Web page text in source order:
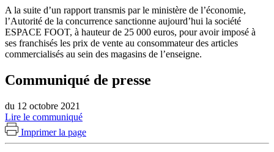
A la suite d’un rapport transmis par le ministère de l’économie,
l’Autorité de la concurrence sanctionne aujourd’hui la société
ESPACE FOOT, à hauteur de 25 000 euros, pour avoir imposé à
ses franchisés les prix de vente au consommateur des articles
commercialisés au sein des magasins de l’enseigne.
Communiqué de presse
du 12 octobre 2021
Lire le communiqué
Imprimer la page